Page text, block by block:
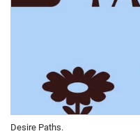
Desire Paths.